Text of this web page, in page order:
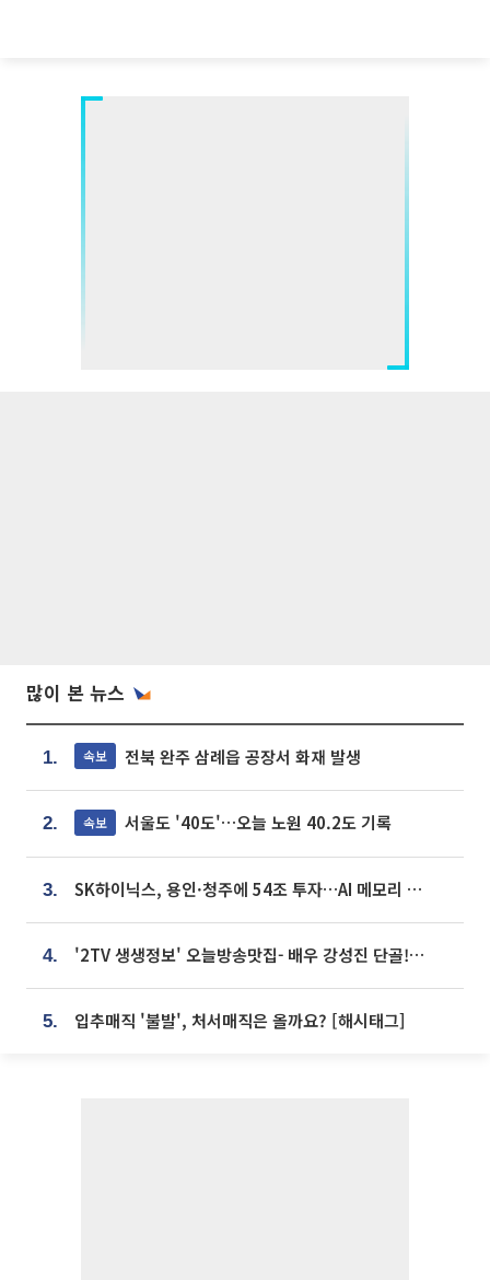
많이 본 뉴스
1. 속보 전북 완주 삼례읍 공장서 화재 발생
2. 속보 서울도 '40도'…오늘 노원 40.2도 기록
3. SK하이닉스, 용인·청주에 54조 투자…AI 메모리 생산기지 키운다
4. '2TV 생생정보' 오늘방송맛집- 배우 강성진 단골! 쌀국수ㆍ푸팟퐁 커리 맛집 '블○○○'
5. 입추매직 '불발', 처서매직은 올까요? [해시태그]